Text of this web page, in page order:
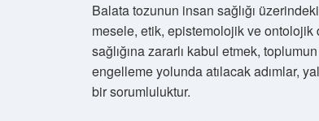
Balata tozunun insan sağlığı
mesele, etik, epistemolojik ve ontolojik
sağlığına zararlı kabul etmek,
engelleme yolunda atılacak adımlar,
bir sorumluluktur.